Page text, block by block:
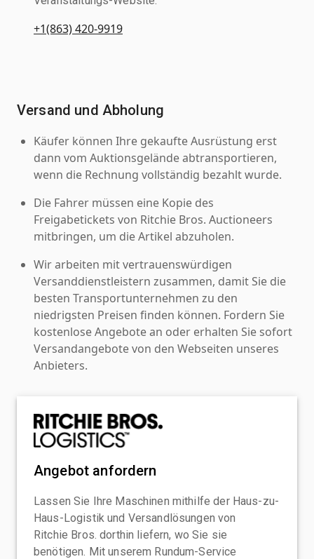
+1(863) 420-9919
Versand und Abholung
Käufer können Ihre gekaufte Ausrüstung erst
dann vom Auktionsgelände abtransportieren,
wenn die Rechnung vollständig bezahlt wurde.
Die Fahrer müssen eine Kopie des
Freigabetickets von Ritchie Bros. Auctioneers
mitbringen, um die Artikel abzuholen.
Wir arbeiten mit vertrauenswürdigen
Versanddienstleistern zusammen, damit Sie die
besten Transportunternehmen zu den
niedrigsten Preisen finden können. Fordern Sie
kostenlose Angebote an oder erhalten Sie sofort
Versandangebote von den Webseiten unseres
Anbieters.
Angebot anfordern
Lassen Sie Ihre Maschinen mithilfe der Haus-zu-
Haus-Logistik und Versandlösungen von
Ritchie Bros. dorthin liefern, wo Sie sie
benötigen. Mit unserem Rundum-Service